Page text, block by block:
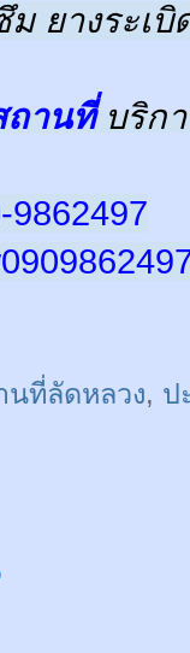
ยางระเบิ
ถานที่ บริก
9862497
นที่ลัดหลวง, ป